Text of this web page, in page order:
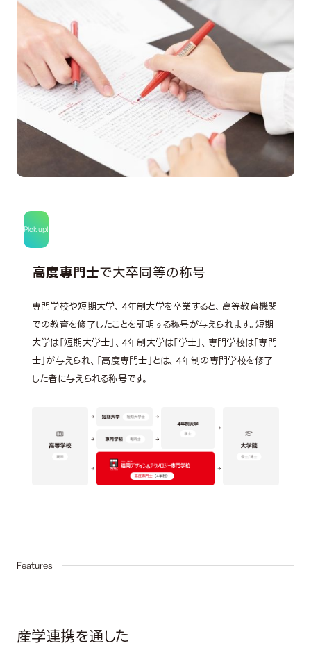
Pick up!
高度専門士で大卒同等の称号
専門学校や短期大学、4年制大学を卒業すると、高等教育機関
での教育を修了したことを証明する称号が与えられます。短期
大学は「短期大学士」、4年制大学は「学士」、専門学校は「専門
士」が与えられ、「高度専門士」とは、4年制の専門学校を修了
した者に与えられる称号です。
Features03
産学連携を通した